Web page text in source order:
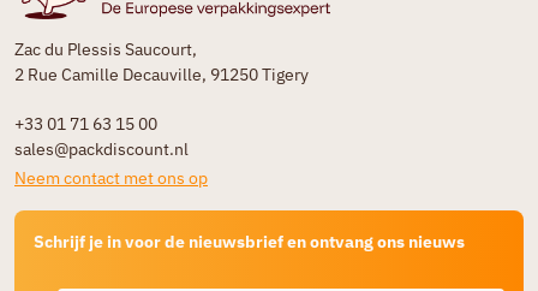
Zac du Plessis Saucourt,
2 Rue Camille Decauville, 91250 Tigery
+33 01 71 63 15 00
sales@packdiscount.nl
Neem contact met ons op
Schrijf je in voor de nieuwsbrief en ontvang ons nieuws